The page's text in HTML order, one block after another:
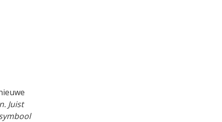
Juist